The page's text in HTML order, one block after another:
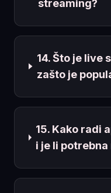
streaming?
14. Što je live
zašto je
15. Kako radi
i je li